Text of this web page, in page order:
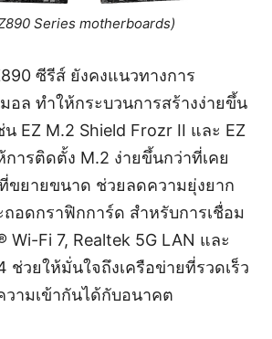
Series motherboards)
ซีรีส์ ยังคงแนวทางการ
ล ทำให้กระบวนการสร้างง่ายขึ้น
EZ M.2 Shield Frozr II และ EZ
การติดตั้ง M.2 ง่ายขึ้นกว่าที่เคย
ที่ขยายขนาด ช่วยลดความยุ่งยาก
อดกราฟิกการ์ด สำหรับการเชื่อม
Wi-Fi 7, Realtek 5G LAN และ
ช่วยให้มั่นใจถึงเครือข่ายที่รวดเร็ว
วามเข้ากันได้กับอนาคต